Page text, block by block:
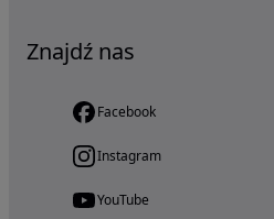
Znajdź nas
Facebook
Instagram
YouTube